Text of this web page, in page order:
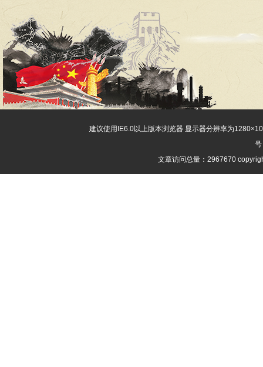
建议使用IE6.0以上版本浏览器 显示器分辨率为
号
文章访问总量：2967670